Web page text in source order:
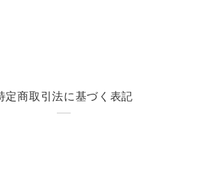
定商取引法に基づく表記